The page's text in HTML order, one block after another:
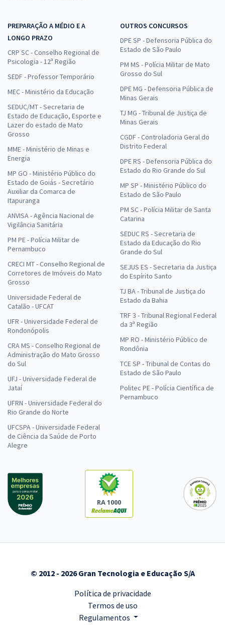
Comprar
PC SC - Polícia Civil do Estado de Santa Catarina - Agente e
Escrivão de Polícia
R$ 335,84 à vista
R$ 27,99
Economize R$ 83,96 (-20%)
Comprar
Banco do Brasil - Escriturário: Agente de Tecnologia da
R$ 407,84 à vista
R$ 33,99
Economize R$ 101,96 (-20%)
Comprar
SEDES DF - Secretaria de Desenvolvimento Social do
Distrito Federal - Técnico em Desenvolvimento e
Assistência Social (TDAS) - Especialidade: Técnico
Administrativo (Cargo 202) - (Pós-edital)
R$ 421,44 à vista
ou 12x
EBSERH - Nacional - Empresa Brasileira de Serviços
Hospitalares - Conhecimentos Básicos para Todos os
Cargos de Médico
ou 12xR$ 19,99
Comprar
PREPARAÇÃO A MÉDIO E A
LONGO PRAZO
CRP SC - Conselho Regional de
Psicologia - 12ª Região
SEDF - Professor Temporário
MEC - Ministério da Educação
SEDUC/MT - Secretaria de
Estado de Educação, Esporte e
Lazer do estado de Mato
Grosso
MME - Ministério de Minas e
Energia
MP GO - Ministério Público do
Estado de Goiás - Secretário
Auxiliar da Comarca de
Itapuranga
ANVISA - Agência Nacional de
Vigilância Sanitária
PM PE - Polícia Militar de
Pernambuco
CRECI MT - Conselho Regional de
Corretores de Imóveis do Mato
Grosso
Universidade Federal de
Catalão - UFCAT
UFR - Universidade Federal de
Rondonópolis
CRA MS - Conselho Regional de
Administração do Mato Grosso
do Sul
UFJ - Universidade Federal de
Jataí
UFRN - Universidade Federal do
Rio Grande do Norte
UFCSPA - Universidade Federal
de Ciência da Saúde de Porto
Alegre
OUTROS CONCURSOS
DPE SP - Defensoria Pública do
Estado de São Paulo
PM MS - Polícia Militar de Mato
Grosso do Sul
DPE MG - Defensoria Pública de
Minas Gerais
TJ MG - Tribunal de Justiça de
Minas Gerais
CGDF - Controladoria Geral do
Distrito Federal
DPE RS - Defensoria Pública do
Estado do Rio Grande do Sul
MP SP - Ministério Público do
Estado de São Paulo
PM SC - Polícia Militar de Santa
Catarina
SEDUC RS - Secretaria de
Estado da Educação do Rio
Grande do Sul
SEJUS ES - Secretaria da Justiça
do Espírito Santo
TJ BA - Tribunal de Justiça do
Estado da Bahia
TRF 3 - Tribunal Regional Federal
da 3ª Região
MP RO - Ministério Público de
Rondônia
TCE SP - Tribunal de Contas do
Estado de São Paulo
Politec PE - Polícia Científica de
Pernambuco
RA 1000
© 2012 - 2026 Gran Tecnologia e Educação S/A
Política de privacidade
Termos de uso
Regulamentos